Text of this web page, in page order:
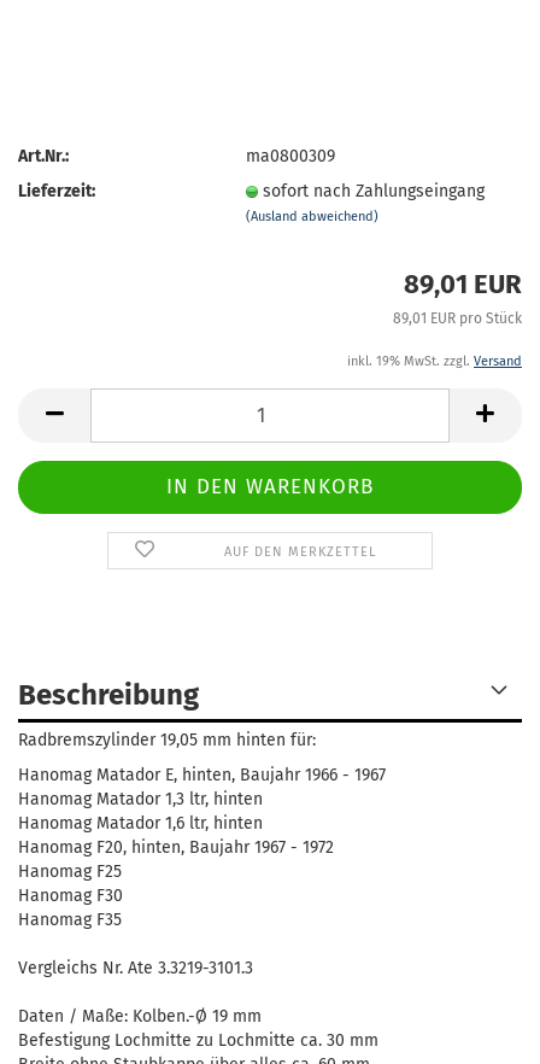
Art.Nr.:
ma0800309
Lieferzeit:
sofort nach Zahlungseingang
(Ausland abweichend)
89,01 EUR
89,01 EUR pro Stück
inkl. 19% MwSt. zzgl. Versand
AUF DEN MERKZETTEL
Beschreibung
Radbremszylinder 19,05 mm hinten für:
Hanomag Matador E, hinten, Baujahr 1966 - 1967
Hanomag Matador 1,3 ltr, hinten
Hanomag Matador 1,6 ltr, hinten
Hanomag F20, hinten, Baujahr 1967 - 1972
Hanomag F25
Hanomag F30
Hanomag F35
Vergleichs Nr. Ate 3.3219-3101.3
Daten / Maße: Kolben.-Ø 19 mm
Befestigung Lochmitte zu Lochmitte ca. 30 mm